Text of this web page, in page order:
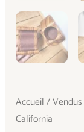
Accueil /Vendus
California